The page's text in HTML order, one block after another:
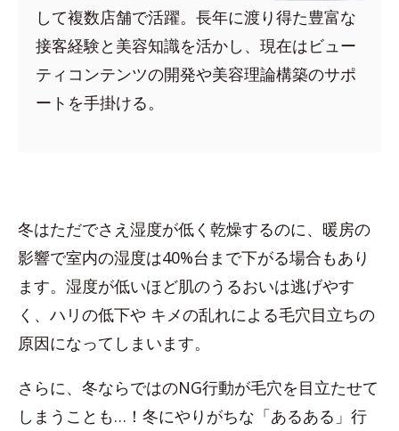
して複数店舗で活躍。長年に渡り得た豊富な
接客経験と美容知識を活かし、現在はビュー
ティコンテンツの開発や美容理論構築のサポ
ートを手掛ける。
冬はただでさえ湿度が低く乾燥するのに、暖房の
影響で室内の湿度は40%台まで下がる場合もあり
ます。湿度が低いほど肌のうるおいは逃げやす
く、ハリの低下や キメの乱れによる毛穴目立ちの
原因になってしまいます。
さらに、冬ならではのNG行動が毛穴を目立たせて
しまうことも…！冬にやりがちな「あるある」行